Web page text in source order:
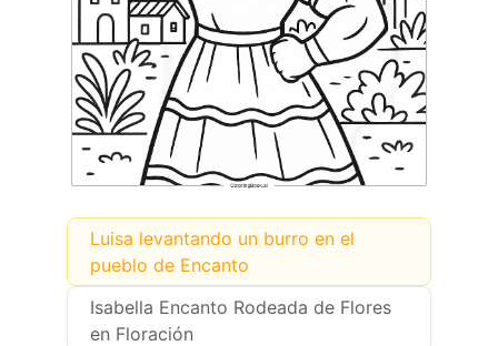
Luisa levantando un burro en el
pueblo de Encanto
Isabella Encanto Rodeada de Flores
en Floración